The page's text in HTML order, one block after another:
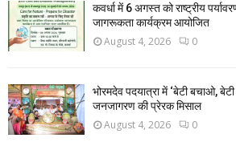
कवर्धा में 6 अगस्त को राष्ट्रीय
जागरूकता कार्यक्रम आयोजित
August 4, 2026 0
भोरमदेव पदयात्रा में ‘बेटी बचाओ,
जनजागरण की प्रेरक मिसाल
August 4, 2026 0